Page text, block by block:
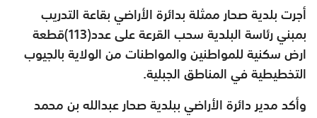
أجرت بلدية صحار ممثلة بدائرة الأراضي بقاعة التدريب
بمبني رئاسة البلدية سحب القرعة على عدد(113)قطعة
ارض سكنية للمواطنين والمواطنات من الولاية بالجيوب
التخطيطية في المناطق الجبلية.
وأكد مدير دائرة الأراضي ببلدية صحار عبدالله بن محمد